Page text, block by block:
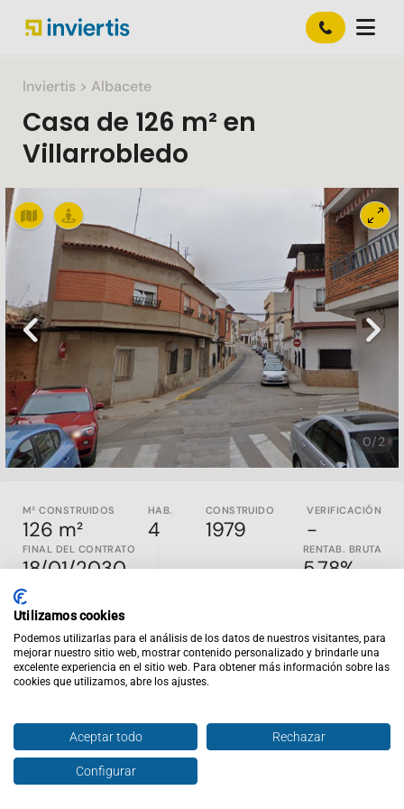
Inviertis > Albacete
Casa de 126 m² en
Villarrobledo
Slide 1 of 2
0/2
Previous Next
M² CONSTRUIDOS
126 m²
HAB.
4
CONSTRUIDO
1979
VERIFICACIÓN
-
FINAL DEL CONTRATO
18/01/2030
RENTAB. BRUTA
5.78%
SOLO INVERSORES - INMUEBLE ALQUILADO
No disponemos de los gastos del piso.
Propiedad con inquilino construida en 1979 en Villarrobledo,
Albacete , es una casa que cuenta con 109,56m2 útiles. No se
Inviertis es la web de inversión inmobiliaria nº1 en España.
inviertispro.com
rentabilidad en todo el país. Todos los activos publicados
Enviar oferta
Utilizamos cookies
Podemos utilizarlas para el análisis de los datos de nuestros visitantes, para
mejorar nuestro sitio web, mostrar contenido personalizado y brindarle una
excelente experiencia en el sitio web. Para obtener más información sobre las
cookies que utilizamos, abre los ajustes.
Aceptar todo Rechazar
Configurar